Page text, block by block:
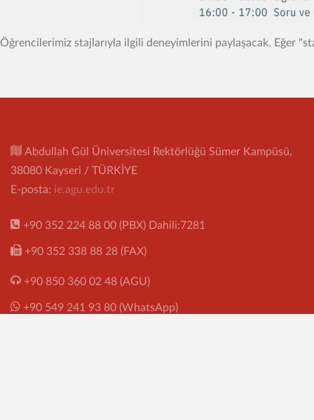
Öğrencilerimiz stajlarıyla ilgili deneyimlerini paylaşacak. Eğer
Abdullah Gül Üniversitesi Rektörlüğü Sümer Kampüsü,
38080 Kayseri / TÜRKİYE
E-posta: ie.agu.edu.tr
+90 352 224 88 00 (PBX) Dahili:7281
+90 352 338 88 28 (FAX)
+90 850 360 02 48 (AGU)
+90 549 241 93 80 (WhatsApp)